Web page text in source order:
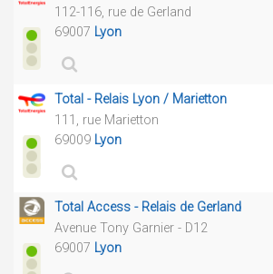
112-116, rue de Gerland
69007 Lyon
Total - Relais Lyon / Marietton
111, rue Marietton
69009 Lyon
Total Access - Relais de Gerland
Avenue Tony Garnier - D12
69007 Lyon